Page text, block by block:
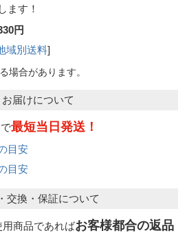
します！
円
域別送料]
場合があります。
お届けについて
最短当日発送！
目安
目安
交換・保証について
商品であればお客様都合の返品